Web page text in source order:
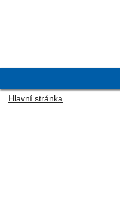
Hlavní stránka